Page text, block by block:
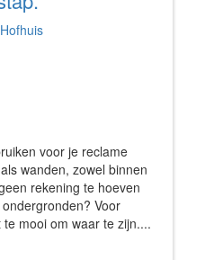
voor je reclame
wanden, zowel binnen
rekening te hoeven
Voor
mooi om waar te zijn....